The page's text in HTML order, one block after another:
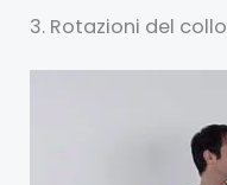
3. Rotazioni del collo